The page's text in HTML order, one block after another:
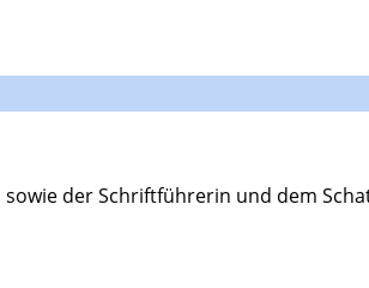
der Schriftführerin und dem